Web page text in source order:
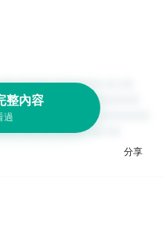
整內容
過
分享